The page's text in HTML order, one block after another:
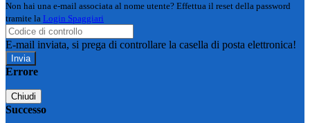
Non hai una e-mail associata al nome utente? Effettua il reset della password
tramite la Login Spaggiari
E-mail inviata, si prega di controllare la casella di posta elettronica!
Errore
Chiudi
Successo